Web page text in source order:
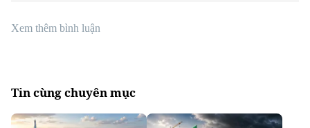
Xem thêm bình luận
Tin cùng chuyên mục